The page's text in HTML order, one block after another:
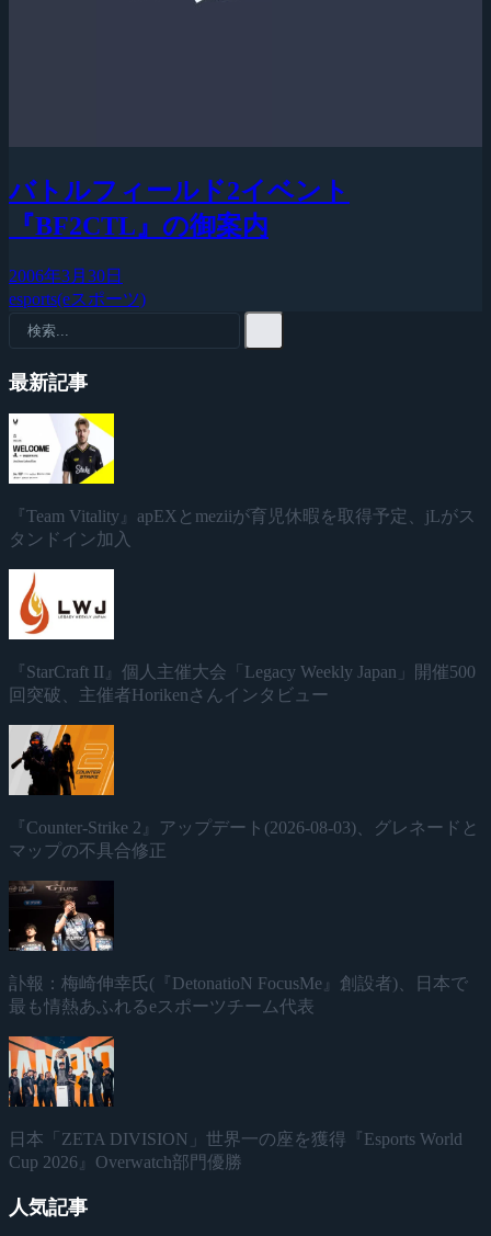
バトルフィールド2イベント
『BF2CTL』の御案内
2006年3月30日
esports(eスポーツ)
最新記事
『Team Vitality』apEXとmeziiが育児休暇を取得予定、jLがス
タンドイン加入
『StarCraft II』個人主催大会「Legacy Weekly Japan」開催500
回突破、主催者Horikenさんインタビュー
『Counter-Strike 2』アップデート(2026-08-03)、グレネードと
マップの不具合修正
訃報：梅崎伸幸氏(『DetonatioN FocusMe』創設者)、日本で
最も情熱あふれるeスポーツチーム代表
日本「ZETA DIVISION」世界一の座を獲得『Esports World
Cup 2026』Overwatch部門優勝
人気記事